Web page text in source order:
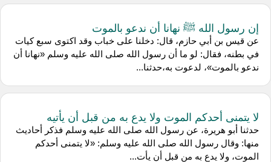
إن رسول الله ﷺ نهانا أن ندعو بالموت
عن قيس بن أبي حازم، قال: دخلنا على خباب وقد اكتوى سبع كيات
في بطنه، فقال: لو ما أن رسول الله صلى الله عليه وسلم «نهانا أن
ندعو بالموت»، لدعوت به،حدثنا...
لا يتمنى أحدكم الموت ولا يدع به من قبل أن يأتيه
حدثنا أبو هريرة، عن رسول الله صلى الله عليه وسلم فذكر أحاديث
منها: وقال رسول الله صلى الله عليه وسلم: «لا يتمنى أحدكم
الموت، ولا يدع به من قبل أن يأت...